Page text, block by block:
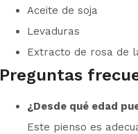
Aceite de soja
Levaduras
Extracto de rosa de
Preguntas
¿Desde qué edad
Este pienso es